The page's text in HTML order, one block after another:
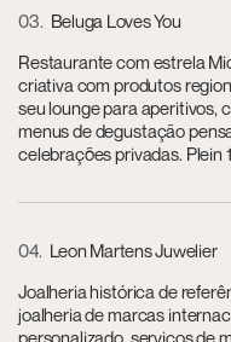
03
Beluga Loves You
Restaurante com estrela
criativa com produtos
seu lounge para aperitivos,
menus de degustação
celebrações privadas. Plein
04 Leon Martens Juwelier
Joalheria histórica de
joalheria de marcas
personalizado, serviços de